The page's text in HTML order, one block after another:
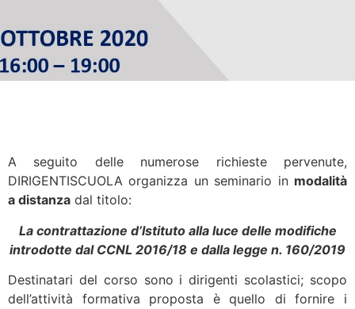
A seguito delle numerose richieste pervenute,
DIRIGENTISCUOLA organizza un seminario in modalità
a distanza dal titolo:
La contrattazione d’Istituto alla luce delle modifiche
introdotte dal CCNL 2016/18 e dalla legge n. 160/2019
Destinatari del corso sono i dirigenti scolastici; scopo
dell’attività formativa proposta è quello di fornire i